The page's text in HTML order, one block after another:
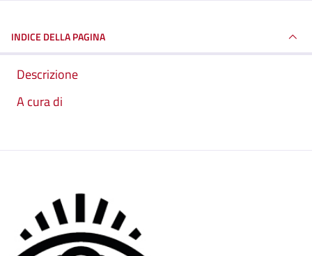
INDICE DELLA PAGINA
Descrizione
A cura di